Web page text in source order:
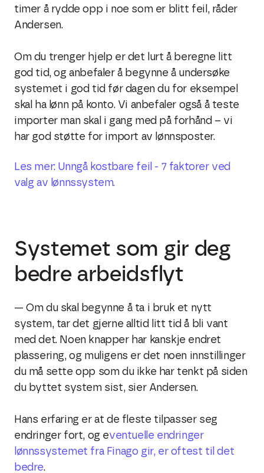
timer å rydde opp i noe som er blitt feil, råder
Andersen.
Om du trenger hjelp er det lurt å beregne litt
god tid, og anbefaler å begynne å undersøke
systemet i god tid før dagen du for eksempel
skal ha lønn på konto. Vi anbefaler også å teste
importer man skal i gang med på forhånd – vi
har god støtte for import av lønnsposter.
Les mer: Unngå kostbare feil - 7 faktorer ved
valg av lønnssystem.
Systemet som gir deg
bedre arbeidsflyt
— Om du skal begynne å ta i bruk et nytt
system, tar det gjerne alltid litt tid å bli vant
med det. Noen knapper har kanskje endret
plassering, og muligens er det noen innstillinger
du må sette opp som du ikke har tenkt på siden
du byttet system sist, sier Andersen.
Hans erfaring er at de fleste tilpasser seg
endringer fort, og eventuelle endringer
lønnssystemet fra Finago gir, er oftest til det
bedre.